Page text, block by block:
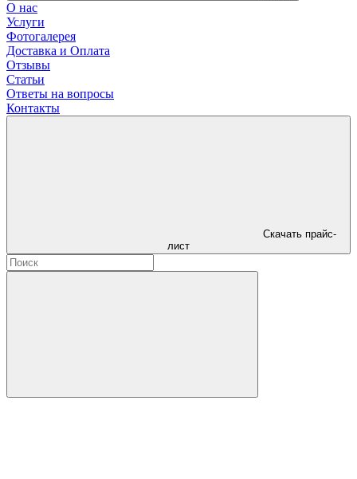
О нас
Услуги
Фотогалерея
Доставка и Оплата
Отзывы
Статьи
Ответы на вопросы
Контакты
Скачать прайс-
лист